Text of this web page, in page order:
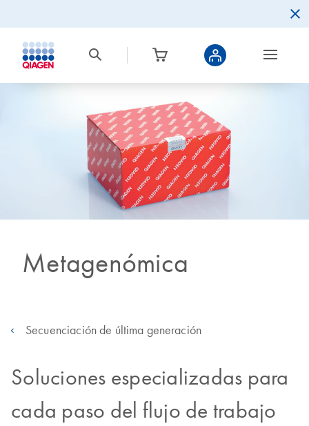
Metagenómica
Secuenciación de última generación
Soluciones especializadas para
cada paso del flujo de trabajo